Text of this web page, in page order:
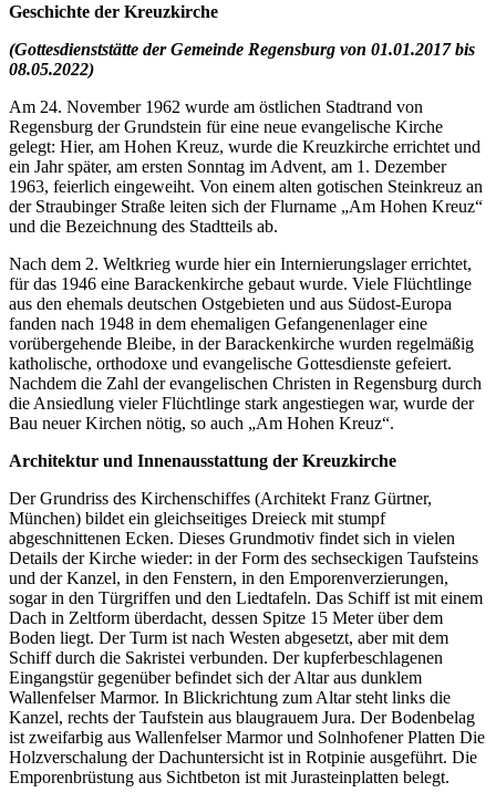
Geschichte der Kreuzkirche
(Gottesdienststätte der Gemeinde Regensburg von 01.01.2017 bis
08.05.2022)
Am 24. November 1962 wurde am östlichen Stadtrand von
Regensburg der Grundstein für eine neue evangelische Kirche
gelegt: Hier, am Hohen Kreuz, wurde die Kreuzkirche errichtet und
ein Jahr später, am ersten Sonntag im Advent, am 1. Dezember
1963, feierlich eingeweiht. Von einem alten gotischen Steinkreuz an
der Straubinger Straße leiten sich der Flurname „Am Hohen Kreuz“
und die Bezeichnung des Stadtteils ab.
Nach dem 2. Weltkrieg wurde hier ein Internierungslager errichtet,
für das 1946 eine Barackenkirche gebaut wurde. Viele Flüchtlinge
aus den ehemals deutschen Ostgebieten und aus Südost-Europa
fanden nach 1948 in dem ehemaligen Gefangenenlager eine
vorübergehende Bleibe, in der Barackenkirche wurden regelmäßig
katholische, orthodoxe und evangelische Gottesdienste gefeiert.
Nachdem die Zahl der evangelischen Christen in Regensburg durch
die Ansiedlung vieler Flüchtlinge stark angestiegen war, wurde der
Bau neuer Kirchen nötig, so auch „Am Hohen Kreuz“.
Architektur und Innenausstattung der Kreuzkirche
Der Grundriss des Kirchenschiffes (Architekt Franz Gürtner,
München) bildet ein gleichseitiges Dreieck mit stumpf
abgeschnittenen Ecken. Dieses Grundmotiv findet sich in vielen
Details der Kirche wieder: in der Form des sechseckigen Taufsteins
und der Kanzel, in den Fenstern, in den Emporenverzierungen,
sogar in den Türgriffen und den Liedtafeln. Das Schiff ist mit einem
Dach in Zeltform überdacht, dessen Spitze 15 Meter über dem
Boden liegt. Der Turm ist nach Westen abgesetzt, aber mit dem
Schiff durch die Sakristei verbunden. Der kupferbeschlagenen
Eingangstür gegenüber befindet sich der Altar aus dunklem
Wallenfelser Marmor. In Blickrichtung zum Altar steht links die
Kanzel, rechts der Taufstein aus blaugrauem Jura. Der Bodenbelag
ist zweifarbig aus Wallenfelser Marmor und Solnhofener Platten Die
Holzverschalung der Dachuntersicht ist in Rotpinie ausgeführt. Die
Emporenbrüstung aus Sichtbeton ist mit Jurasteinplatten belegt.